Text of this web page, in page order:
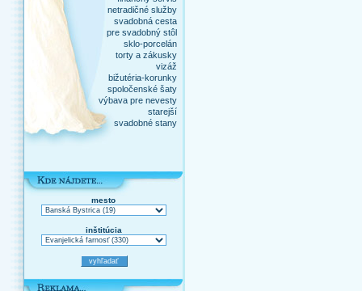
netradičné služby
svadobná cesta
pre svadobný stôl
sklo-porcelán
torty a zákusky
vizáž
bižutéria-korunky
spoločenské šaty
výbava pre nevesty
starejší
svadobné stany
mesto
inštitúcia